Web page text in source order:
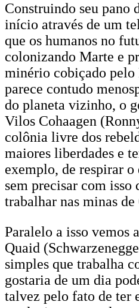
Construindo seu pano
início através de um
que os humanos no
colonizando Marte e
minério cobiçado pelo
parece contudo
do planeta vizinho, o
Vilos Cohaagen
colônia livre dos
maiores liberdades e
exemplo, de respirar o
sem precisar com isso
trabalhar nas minas de
Paralelo a isso vemos
Quaid
simples que trabalha
gostaria de um dia
talvez pelo fato de ter